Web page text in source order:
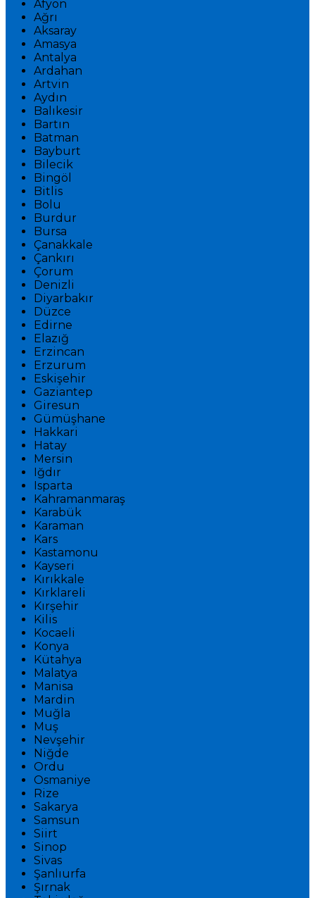
Afyon
Ağrı
Aksaray
Amasya
Antalya
Ardahan
Artvin
Aydın
Balıkesir
Bartın
Batman
Bayburt
Bilecik
Bingöl
Bitlis
Bolu
Burdur
Bursa
Çanakkale
Çankırı
Çorum
Denizli
Diyarbakır
Düzce
Edirne
Elazığ
Erzincan
Erzurum
Eskişehir
Gaziantep
Giresun
Gümüşhane
Hakkari
Hatay
Mersin
Iğdır
Isparta
Kahramanmaraş
Karabük
Karaman
Kars
Kastamonu
Kayseri
Kırıkkale
Kırklareli
Kırşehir
Kilis
Kocaeli
Konya
Kütahya
Malatya
Manisa
Mardin
Muğla
Muş
Nevşehir
Niğde
Ordu
Osmaniye
Rize
Sakarya
Samsun
Siirt
Sinop
Sivas
Şanlıurfa
Şırnak